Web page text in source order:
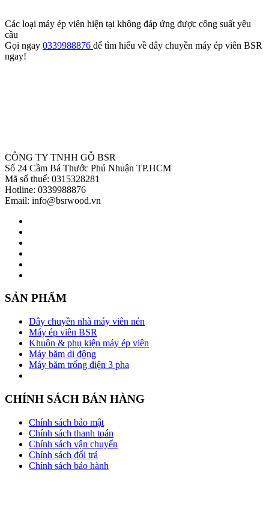
Các loại máy ép viên hiện tại không đáp ứng được công suất yêu
cầu
Gọi ngay 0339988876 để tìm hiểu về dây chuyền máy ép viên BSR
ngay!
CÔNG TY TNHH GỖ BSR
Số 24 Cầm Bá Thước Phú Nhuận TP.HCM
Mã số thuế: 0315328281
Hotline: 0339988876
Email: info@bsrwood.vn
SẢN PHẨM
Dây chuyền nhà máy viên nén
Máy ép viên BSR
Khuôn & phụ kiện máy ép viên
Máy băm di động
Máy băm trống điện 3 pha
CHÍNH SÁCH BÁN HÀNG
Chính sách bảo mật
Chính sách thanh toán
Chính sách vận chuyển
Chính sách đổi trả
Chính sách bảo hành